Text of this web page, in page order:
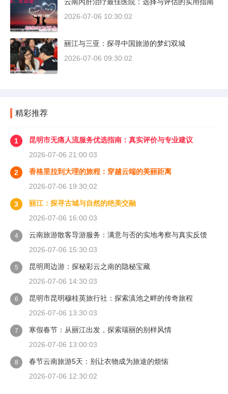
2026-07-06 10:30:02
丽江与三亚：探寻中国旅游的梦幻双城
2026-07-06 09:30:02
精彩推荐
1
昆明市无痛人流服务优选指南：真实评价与专业建议
2026-07-06 21:00:03
2
香格里拉到大理的旅程：穿越云端的美丽距离
2026-07-06 19:30:02
3
丽江：探寻古城与自然的绝美交融
2026-07-06 16:00:03
4
云南旅游散客导游服务：满意与否的实地考察与真实反馈
2026-07-06 15:30:03
5
昆明周边游：探秘彩云之南的隐秘宝藏
2026-07-06 14:30:03
6
昆明市昆明穆桂英旅行社：探索滇池之畔的传奇旅程
2026-07-06 13:30:03
7
寒假春节：从丽江出发，探索瑞丽的别样风情
2026-07-06 13:00:03
8
春节云南旅游5天：别让衣物成为旅途的烦恼
2026-07-06 12:30:02